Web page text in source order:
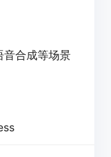
音合成等场景